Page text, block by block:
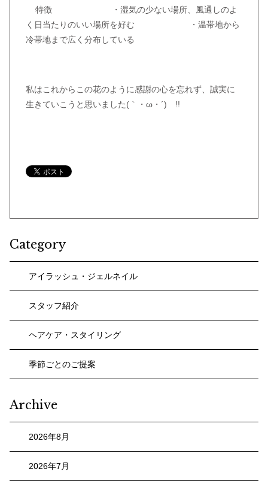
特徴 ・湿気の少ない場所、風通しのよ
く日当たりのいい場所を好む ・温帯地から
冷帯地まで広く分布している
私はこれからこの花のように感謝の心を忘れず、誠実に
生きていこうと思いました(｀・ω・´)ゞ!!
Category
アイラッシュ・ジェルネイル
スタッフ紹介
ヘアケア・スタイリング
季節ごとのご提案
Archive
2026年8月
2026年7月